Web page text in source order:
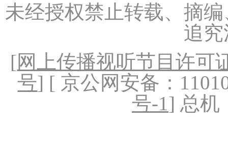
未经授权禁止转载、摘
追
[网上传播视听节目许可
号] [ 京公网安备：
号-1] 总机